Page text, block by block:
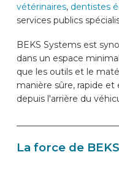
vétérinaires, dentistes
services publics
BEKS Systems est
dans un espace
que les outils et le
manière sûre, rapide
depuis l'arrière du
La force de